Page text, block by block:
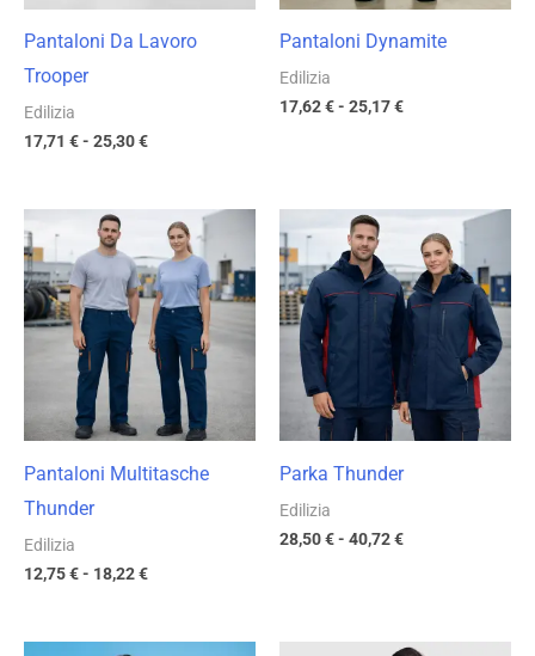
Pantaloni Da Lavoro
Trooper
Edilizia
17,71 €- 25,30€
Pantaloni Dynamite
Edilizia
17,62€- 25,17€
Pantaloni Multitasche
Thunder
Edilizia
12,75€- 18,22€
Fascia
prezzo:
da
12,75 €
a
18,22 €
Parka Thunder
Edilizia
28,50€- 40,72€
Fascia
prezzo:
da
28,50 €
Fascia